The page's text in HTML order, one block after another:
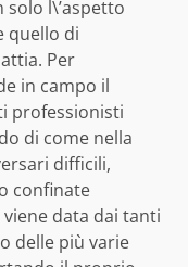
l\’aspetto
quello di
Per
in campo il
professionisti
di come nella
difficili,
confinate
data dai tanti
delle più varie